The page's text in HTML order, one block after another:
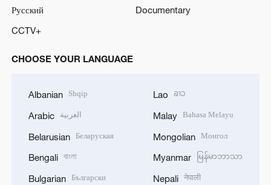
Русский
Documentary
CCTV+
CHOOSE YOUR LANGUAGE
Albanian Shqip
Arabic العربية
Belarusian Беларуская
Bengali বাংলা
Bulgarian Български
Lao ລາວ
Malay Bahasa Melayu
Mongolian Монгол
Myanmar မြန်မာဘာသာ
Nepali नेपाली